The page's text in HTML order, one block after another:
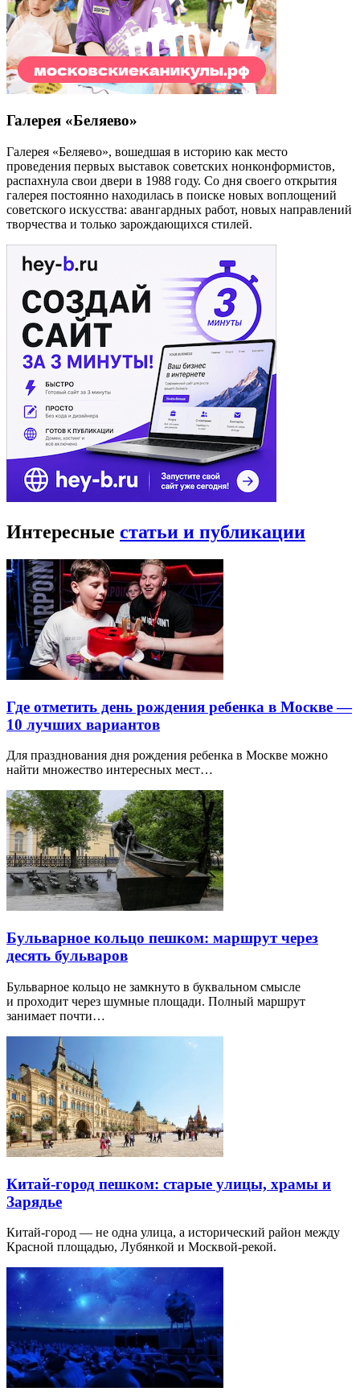
Галерея «Беляево»
Галерея «Беляево», вошедшая в историю как место
проведения первых выставок советских нонконформистов,
распахнула свои двери в 1988 году. Со дня своего открытия
галерея постоянно находилась в поиске новых воплощений
советского искусства: авангардных работ, новых направлений
творчества и только зарождающихся стилей.
Интересные статьи и публикации
Где отметить день рождения ребенка в Москве —
10 лучших вариантов
Для празднования дня рождения ребенка в Москве можно
найти множество интересных мест…
Бульварное кольцо пешком: маршрут через
десять бульваров
Бульварное кольцо не замкнуто в буквальном смысле
и проходит через шумные площади. Полный маршрут
занимает почти…
Китай-город пешком: старые улицы, храмы и
Зарядье
Китай-город — не одна улица, а исторический район между
Красной площадью, Лубянкой и Москвой-рекой.